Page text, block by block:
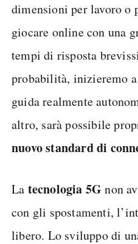
dimensioni per lavoro o
giocare online con una
tempi di risposta
probabilità, inizieremo
guida realmente
altro, sarà possibile
nuovo standard di
La tecnologia 5G non
con gli spostamenti,
libero. Lo sviluppo di